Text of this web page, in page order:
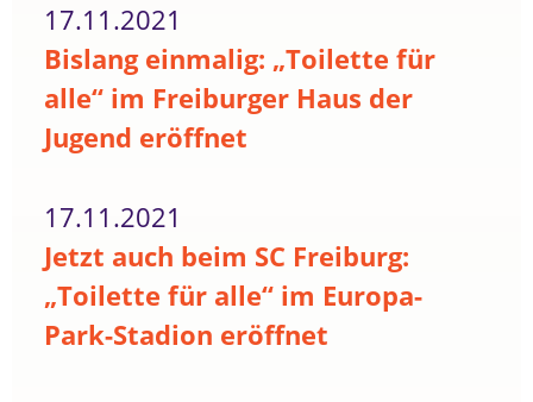
17.11.2021
Bislang einmalig: „Toilette für
alle“ im Freiburger Haus der
Jugend eröffnet
17.11.2021
Jetzt auch beim SC Freiburg:
„Toilette für alle“ im Europa-
Park-Stadion eröffnet